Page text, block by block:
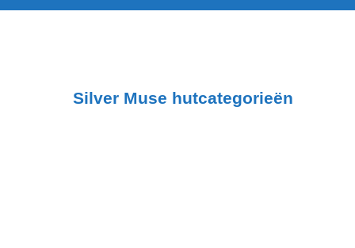
Silver Muse hutcategorieën